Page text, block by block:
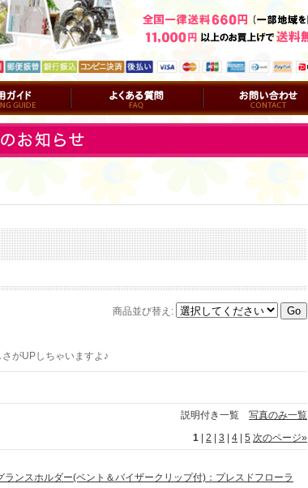
よくある質問 お問い合わせ
商品並び替え :
がUPしちゃいますよ♪
説明付き一覧 写真のみ一覧
1
2 3 4 5 次のページ»
ランスホルダー(ベント＆バイザークリップ付)：プレスドフローラ